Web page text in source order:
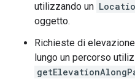
utilizzando un
oggetto.
Richieste di
lungo un percorso